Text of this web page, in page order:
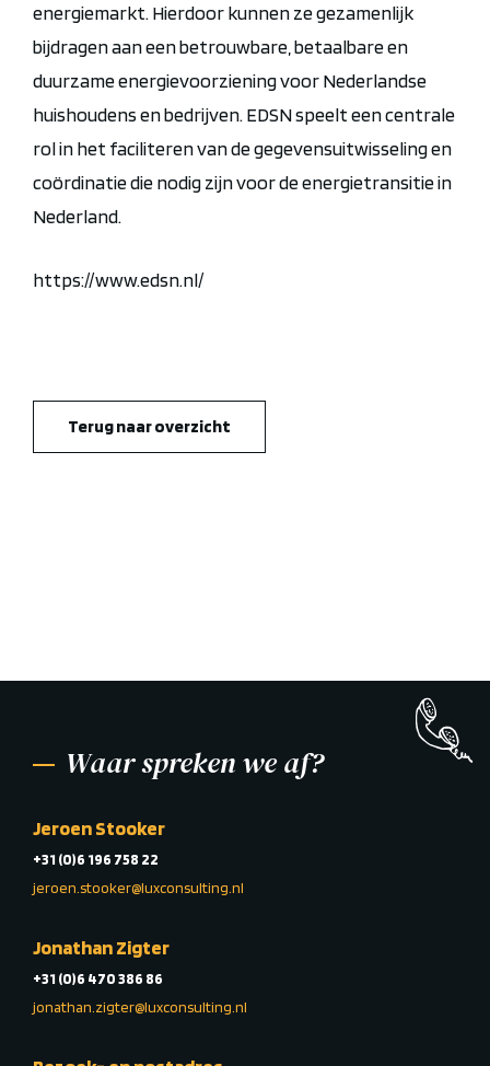
energiemarkt. Hierdoor kunnen ze gezamenlijk
bijdragen aan een betrouwbare, betaalbare en
duurzame energievoorziening voor Nederlandse
huishoudens en bedrijven. EDSN speelt een centrale
rol in het faciliteren van de gegevensuitwisseling en
coördinatie die nodig zijn voor de energietransitie in
Nederland.
https://www.edsn.nl/
Terug naar overzicht
Waar spreken we af?
Jeroen Stooker
+31 (0)6 196 758 22
jeroen.stooker@luxconsulting.nl
Jonathan Zigter
+31 (0)6 470 386 86
jonathan.zigter@luxconsulting.nl